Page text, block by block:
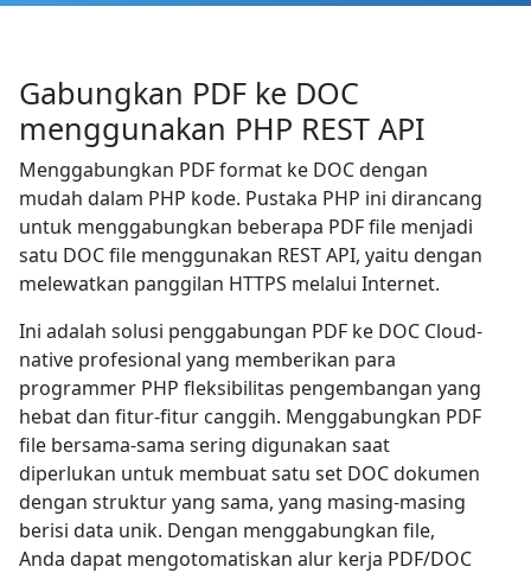
Gabungkan PDF ke DOC
menggunakan PHP REST API
Menggabungkan PDF format ke DOC dengan
mudah dalam PHP kode. Pustaka PHP ini dirancang
untuk menggabungkan beberapa PDF file menjadi
satu DOC file menggunakan REST API, yaitu dengan
melewatkan panggilan HTTPS melalui Internet.
Ini adalah solusi penggabungan PDF ke DOC Cloud-
native profesional yang memberikan para
programmer PHP fleksibilitas pengembangan yang
hebat dan fitur-fitur canggih. Menggabungkan PDF
file bersama-sama sering digunakan saat
diperlukan untuk membuat satu set DOC dokumen
dengan struktur yang sama, yang masing-masing
berisi data unik. Dengan menggabungkan file,
Anda dapat mengotomatiskan alur kerja PDF/DOC